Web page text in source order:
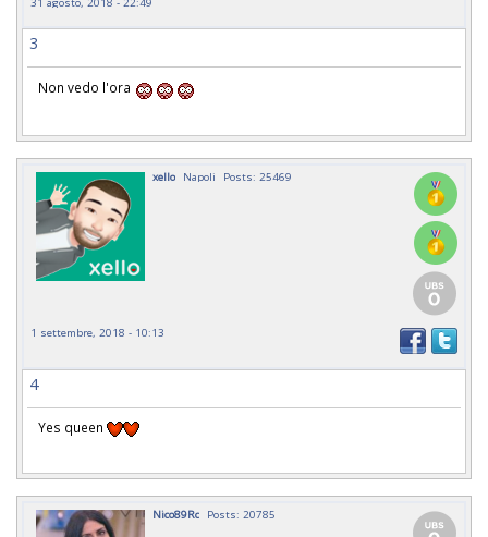
3
Non vedo l'ora
xello Napoli Posts: 25469
1 settembre, 2018 - 10:13
4
Yes queen
Nico89Rc Posts: 20785